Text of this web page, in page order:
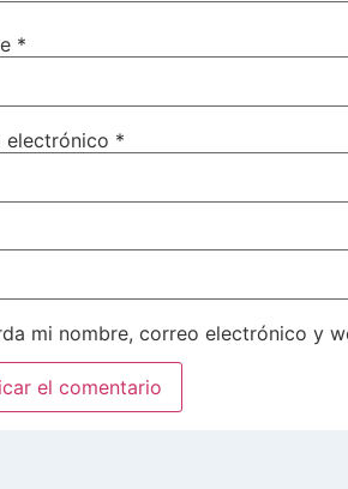
*
electrónico *
mi nombre, correo electrónico y